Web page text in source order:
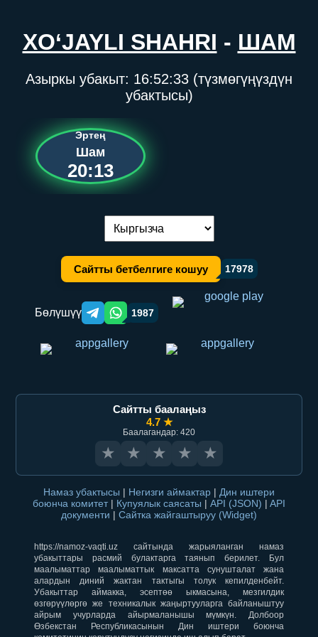
XO‘JAYLI SHAHRI - ШАМ
Азыркы убакыт: 16:52:33 (түзмөгүңүздүн
убактысы)
Эртең
Шам
20:13
Тилди алмаштыруу:
Сайтты бетбелгиге кошуу 17978
Бөлүшүү Telegram orqali ulashish
WhatsApp orqali ulashish
1987
Сайтты баалаңыз
4.7 ★
Баалагандар: 420
★ ★ ★ ★ ★
Намаз убактысы | Негизги аймактар | Дин иштери
боюнча комитет | Купуялык саясаты | API (JSON) | API
документи | Сайтка жайгаштыруу (Widget)
https://namoz-vaqti.uz сайтында жарыяланган намаз
убакыттары расмий булактарга таянып берилет. Бул
маалыматтар маалыматтык максатта сунушталат жана
алардын диний жактан тактыгы толук кепилденбейт.
Убакыттар аймакка, эсептөө ыкмасына, мезгилдик
өзгөрүүлөргө же техникалык жаңыртууларга байланыштуу
айрым учурларда айырмаланышы мүмкүн. Долбоор
Өзбекстан Республикасынын Дин иштери боюнча